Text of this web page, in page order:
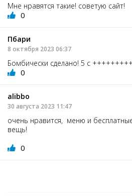
Мне нравятся такие! советую сайт!
0
Пбари
8 октября 2023 06:37
Бомбически сделано! 5 с
0
alibbо
30 августа 2023 11:47
очень нравится, меню и
вещь!
0